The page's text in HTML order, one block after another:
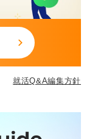
就活Q&A編集方針